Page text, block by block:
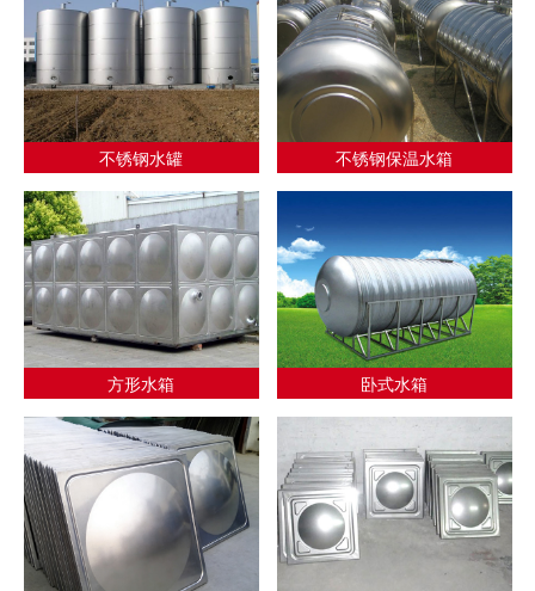
不锈钢水罐 不锈钢保温水箱
方形水箱 卧式水箱